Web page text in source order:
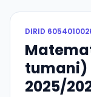
DIRID
tumani)
2025/